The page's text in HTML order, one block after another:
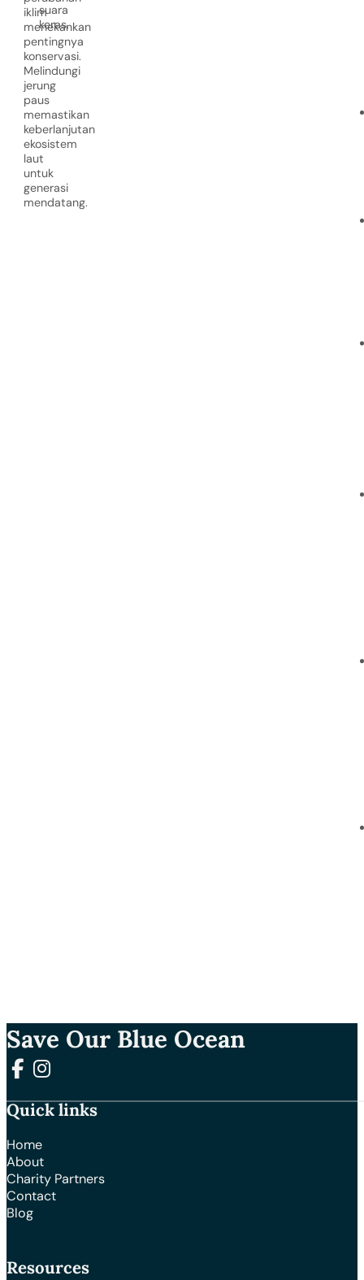
suara
keras.
iklim
menekankan
pentingnya
konservasi.
Melindungi
jerung
paus
memastikan
keberlanjutan
ekosistem
laut
untuk
generasi
mendatang.
Save Our Blue Ocean
Follow us on Facebook
Follow us on Instagram
Quick links
Home
About
Charity Partners
Contact
Blog
Resources